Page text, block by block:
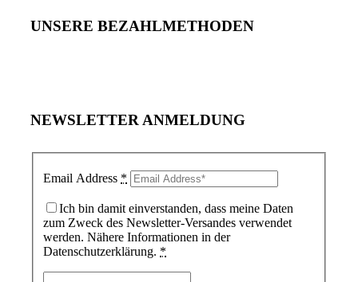
UNSERE BEZAHLMETHODEN
NEWSLETTER ANMELDUNG
Email Address *
Ich bin damit einverstanden, dass meine Daten
zum Zweck des Newsletter-Versandes verwendet
werden. Nähere Informationen in der
Datenschutzerklärung. *